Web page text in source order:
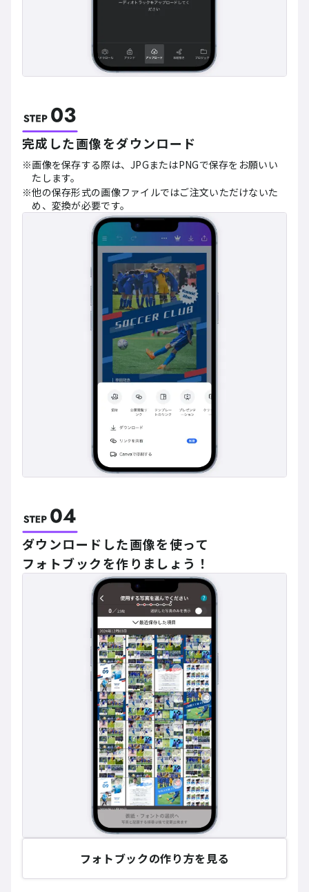
完成した画像をダウンロード
画像を保存する際は、JPGまたはPNGで保存をお願いい
たします。
他の保存形式の画像ファイルではご注文いただけないた
め、変換が必要です。
ダウンロードした画像を使って
フォトブックを作りましょう！
フォトブックの作り方を見る